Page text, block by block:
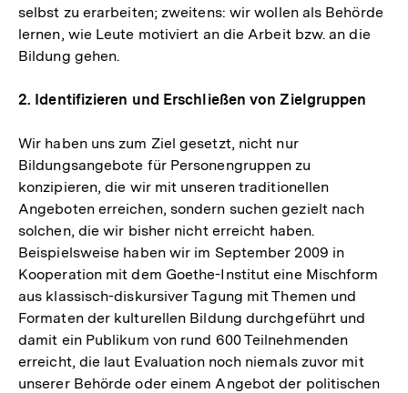
selbst zu erarbeiten; zweitens: wir wollen als Behörde
lernen, wie Leute motiviert an die Arbeit bzw. an die
Bildung gehen.
2. Identifizieren und Erschließen von Zielgruppen
Wir haben uns zum Ziel gesetzt, nicht nur
Bildungsangebote für Personengruppen zu
konzipieren, die wir mit unseren traditionellen
Angeboten erreichen, sondern suchen gezielt nach
solchen, die wir bisher nicht erreicht haben.
Beispielsweise haben wir im September 2009 in
Kooperation mit dem Goethe-Institut eine Mischform
aus klassisch-diskursiver Tagung mit Themen und
Formaten der kulturellen Bildung durchgeführt und
damit ein Publikum von rund 600 Teilnehmenden
erreicht, die laut Evaluation noch niemals zuvor mit
unserer Behörde oder einem Angebot der politischen